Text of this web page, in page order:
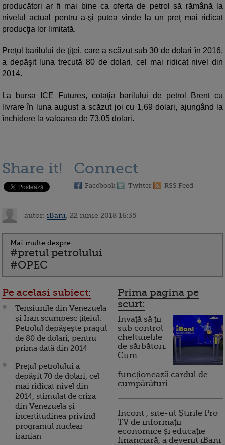
producători ar fi mai bine ca oferta de petrol să rămână la
nivelul actual pentru a-şi putea vinde la un preţ mai ridicat
producţia lor limitată.
Preţul barilului de ţiţei, care a scăzut sub 30 de dolari în 2016,
a depăşit luna trecută 80 de dolari, cel mai ridicat nivel din
2014.
La bursa ICE Futures, cotaţia barilului de petrol Brent cu
livrare în luna august a scăzut joi cu 1,69 dolari, ajungând la
închidere la valoarea de 73,05 dolari.
Share it! Connect
Facebook Twitter RSS Feed
autor: iBani , 22 iunie 2018 16:35
Mai multe despre:
#pretul petrolului
#OPEC
Pe acelasi subiect:
Tensiunile din Venezuela
și Iran scumpesc țițeiul.
Petrolul depășește pragul
de 80 de dolari, pentru
prima dată din 2014
Prețul petrolului a
depășit 70 de dolari, cel
mai ridicat nivel din
2014, stimulat de criza
din Venezuela și
incertitudinea privind
programul nuclear
iranian
Prima pagina pe
scurt:
Invață să ții
sub control
cheltuielile
de sărbători.
Cum
funcționează cardul de
cumpărături
Incont , site-ul Știrile Pro
TV de informații
economice și educație
financiară, a devenit iBani